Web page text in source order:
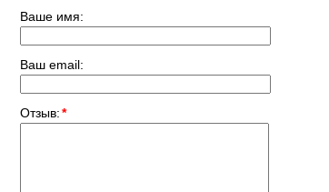
Ваше имя:
Ваш email:
Отзыв:*